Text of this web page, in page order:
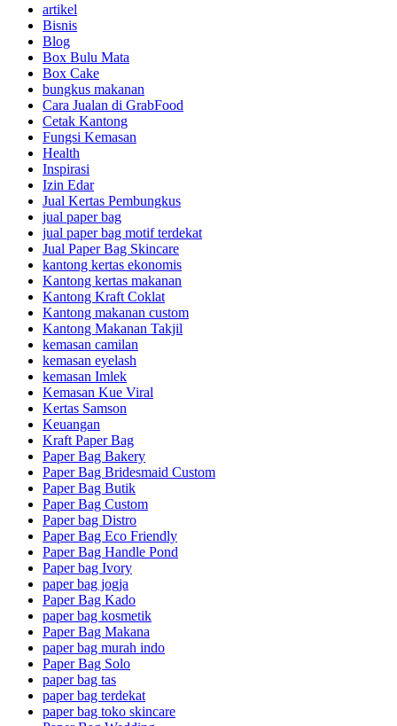
artikel
Bisnis
Blog
Box Bulu Mata
Box Cake
bungkus makanan
Cara Jualan di GrabFood
Cetak Kantong
Fungsi Kemasan
Health
Inspirasi
Izin Edar
Jual Kertas Pembungkus
jual paper bag
jual paper bag motif terdekat
Jual Paper Bag Skincare
kantong kertas ekonomis
Kantong kertas makanan
Kantong Kraft Coklat
Kantong makanan custom
Kantong Makanan Takjil
kemasan camilan
kemasan eyelash
kemasan Imlek
Kemasan Kue Viral
Kertas Samson
Keuangan
Kraft Paper Bag
Paper Bag Bakery
Paper Bag Bridesmaid Custom
Paper Bag Butik
Paper Bag Custom
Paper bag Distro
Paper Bag Eco Friendly
Paper Bag Handle Pond
Paper bag Ivory
paper bag jogja
Paper Bag Kado
paper bag kosmetik
Paper Bag Makana
paper bag murah indo
Paper Bag Solo
paper bag tas
paper bag terdekat
paper bag toko skincare